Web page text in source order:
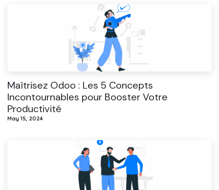
Maîtrisez Odoo : Les 5 Concepts
Incontournables pour Booster Votre
Productivité
May 15, 2024